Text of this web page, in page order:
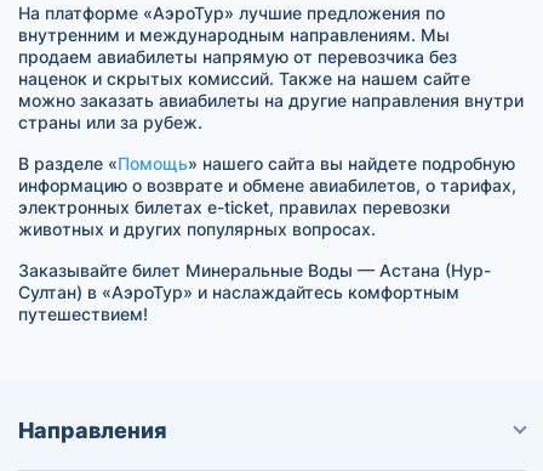
На платформе «АэроТур» лучшие предложения по
внутренним и международным направлениям. Мы
продаем авиабилеты напрямую от перевозчика без
наценок и скрытых комиссий. Также на нашем сайте
можно заказать авиабилеты на другие направления внутри
страны или за рубеж.
В разделе «Помощь» нашего сайта вы найдете подробную
информацию о возврате и обмене авиабилетов, о тарифах,
электронных билетах e-ticket, правилах перевозки
животных и других популярных вопросах.
Заказывайте билет Минеральные Воды — Астана (Нур-
Султан) в «АэроТур» и наслаждайтесь комфортным
путешествием!
Направления